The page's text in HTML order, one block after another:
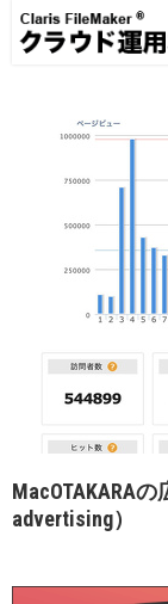
MacOTAKARA
advertising）